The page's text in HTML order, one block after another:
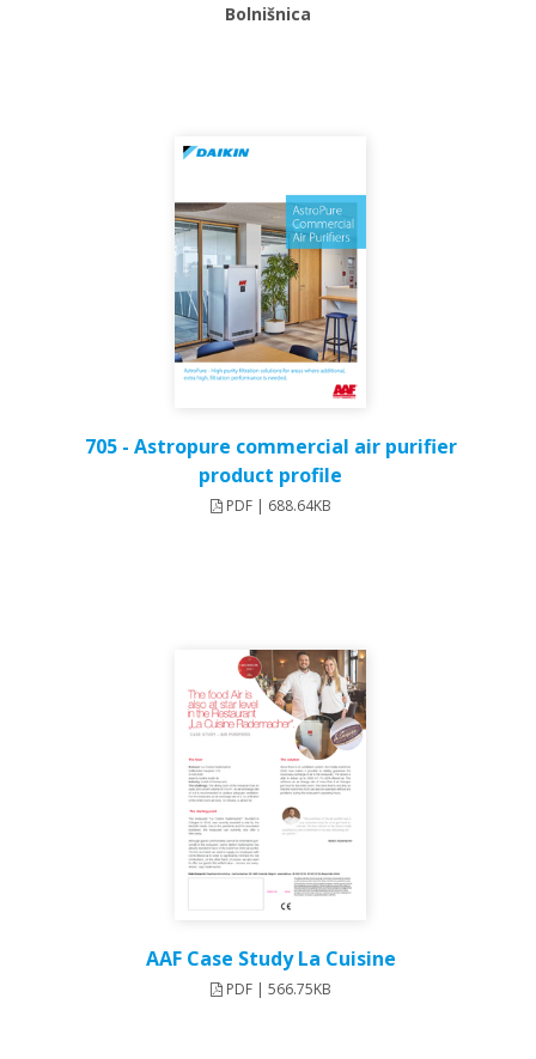
Bolnišnica
705 - Astropure commercial air purifier
product profile
PDF | 688.64KB
AAF Case Study La Cuisine
PDF | 566.75KB